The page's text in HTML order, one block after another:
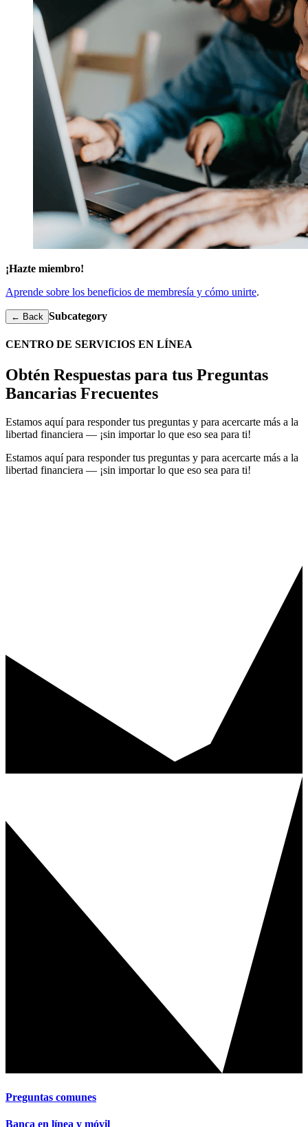
¡Hazte miembro!
Aprende sobre los beneficios de membresía y cómo unirte.
← Back Subcategory
CENTRO DE SERVICIOS EN LÍNEA
Obtén Respuestas para tus Preguntas
Bancarias Frecuentes
Estamos aquí para responder tus preguntas y para acercarte más a la
libertad financiera — ¡sin importar lo que eso sea para ti!
Estamos aquí para responder tus preguntas y para acercarte más a la
libertad financiera — ¡sin importar lo que eso sea para ti!
Preguntas comunes
Banca en línea y móvil